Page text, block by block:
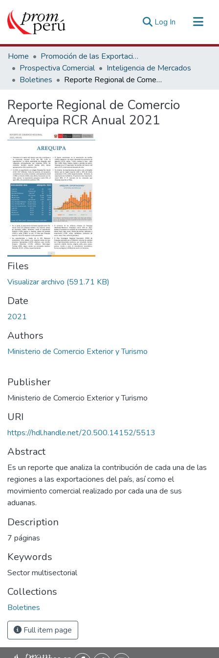
Log In (current)
Communities & Collections
All of DSpace
Statistics
Home
Promoción de las Exportaciones
Prospectiva Comercial
Inteligencia de Mercados
Boletines
Reporte Regional de Comercio Arequipa RCR Anual 2021
Reporte Regional de Comercio
Arequipa RCR Anual 2021
Files
Visualizar archivo (591.71 KB)
Date
2021
Authors
Ministerio de Comercio Exterior y Turismo
Publisher
Ministerio de Comercio Exterior y Turismo
URI
https://hdl.handle.net/20.500.14152/5513
Abstract
Es un reporte que analiza la contribución de cada una de las
regiones a las exportaciones del país, así como el
movimiento comercial realizado por cada una de sus
aduanas.
Description
7 páginas
Keywords
Sector multisectorial
Collections
Boletines
Full item page